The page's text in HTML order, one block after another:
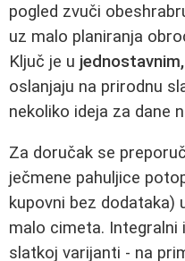
pogled zvuči
uz malo planiranja
Ključ je u
oslanjaju na prirodnu
nekoliko ideja za dane
Za doručak se
ječmene pahuljice
kupovni bez
malo cimeta. Integralni
slatkoj varijanti - na